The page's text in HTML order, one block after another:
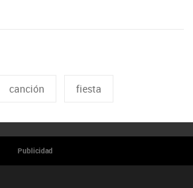
canción fiesta
Publicidad